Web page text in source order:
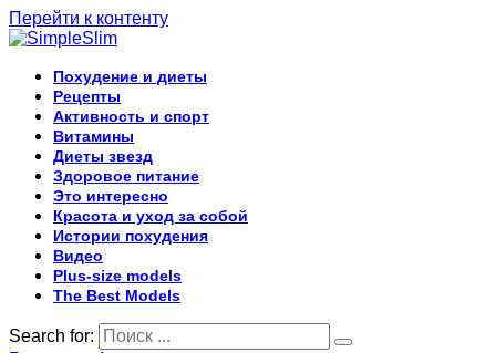
Перейти к контенту
Похудение и диеты
Рецепты
Активность и спорт
Витамины
Диеты звезд
Здоровое питание
Это интересно
Красота и уход за собой
Истории похудения
Видео
Plus-size models
The Best Models
Search for: